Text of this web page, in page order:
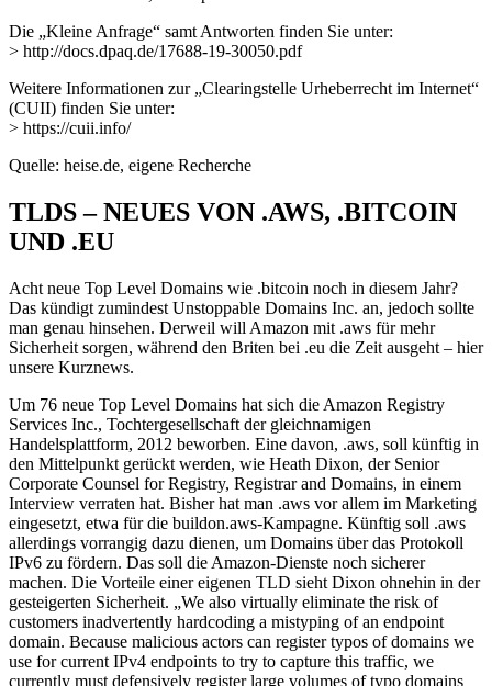
Die „Kleine Anfrage“ samt Antworten finden Sie unter:
> http://docs.dpaq.de/17688-19-30050.pdf
Weitere Informationen zur „Clearingstelle Urheberrecht im Internet“
(CUII) finden Sie unter:
> https://cuii.info/
Quelle: heise.de, eigene Recherche
TLDS – NEUES VON .AWS, .BITCOIN
UND .EU
Acht neue Top Level Domains wie .bitcoin noch in diesem Jahr?
Das kündigt zumindest Unstoppable Domains Inc. an, jedoch sollte
man genau hinsehen. Derweil will Amazon mit .aws für mehr
Sicherheit sorgen, während den Briten bei .eu die Zeit ausgeht – hier
unsere Kurznews.
Um 76 neue Top Level Domains hat sich die Amazon Registry
Services Inc., Tochtergesellschaft der gleichnamigen
Handelsplattform, 2012 beworben. Eine davon, .aws, soll künftig in
den Mittelpunkt gerückt werden, wie Heath Dixon, der Senior
Corporate Counsel for Registry, Registrar and Domains, in einem
Interview verraten hat. Bisher hat man .aws vor allem im Marketing
eingesetzt, etwa für die buildon.aws-Kampagne. Künftig soll .aws
allerdings vorrangig dazu dienen, um Domains über das Protokoll
IPv6 zu fördern. Das soll die Amazon-Dienste noch sicherer
machen. Die Vorteile einer eigenen TLD sieht Dixon ohnehin in der
gesteigerten Sicherheit. „We also virtually eliminate the risk of
customers inadvertently hardcoding a mistyping of an endpoint
domain. Because malicious actors can register typos of domains we
use for current IPv4 endpoints to try to capture this traffic, we
currently must defensively register large volumes of typo domains